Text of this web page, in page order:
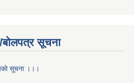
बोलपत्र सूचना
सूचना ।।।